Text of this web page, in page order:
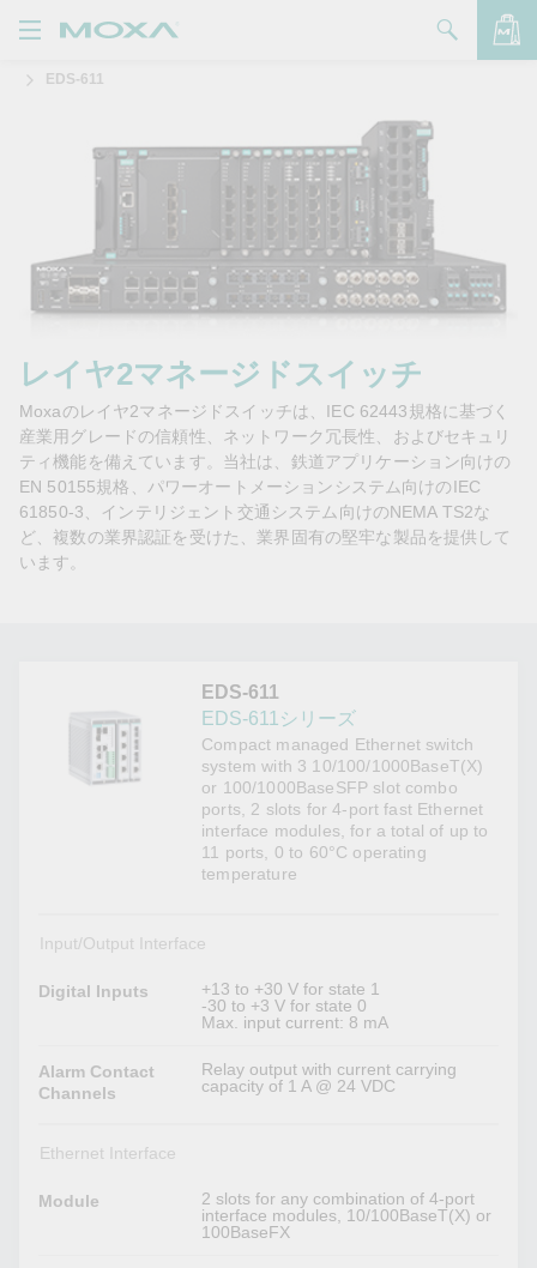
品
について
問い合わせ
ートナー・ゾーン
Moxa
EDS-611
レイヤ2マネージドスイッチ
Moxaのレイヤ2マネージドスイッチは、IEC 62443規格に基づく
産業用グレードの信頼性、ネットワーク冗長性、およびセキュリ
ティ機能を備えています。当社は、鉄道アプリケーション向けの
EN 50155規格、パワーオートメーションシステム向けのIEC
61850-3、インテリジェント交通システム向けのNEMA TS2な
ど、複数の業界認証を受けた、業界固有の堅牢な製品を提供して
います。
EDS-611
EDS-611シリーズ
Compact managed Ethernet switch
system with 3 10/100/1000BaseT(X)
or 100/1000BaseSFP slot combo
ports, 2 slots for 4-port fast Ethernet
interface modules, for a total of up to
11 ports, 0 to 60°C operating
temperature
Input/Output Interface
Digital Inputs
+13 to +30 V for state 1
-30 to +3 V for state 0
Max. input current: 8 mA
Alarm Contact
Channels
Relay output with current carrying
capacity of 1 A @ 24 VDC
Ethernet Interface
Module
2 slots for any combination of 4-port
interface modules, 10/100BaseT(X) or
100BaseFX
バッグを見る